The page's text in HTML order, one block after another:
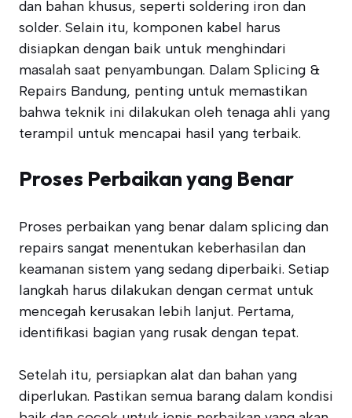
dan bahan khusus, seperti soldering iron dan
solder. Selain itu, komponen kabel harus
disiapkan dengan baik untuk menghindari
masalah saat penyambungan. Dalam Splicing &
Repairs Bandung, penting untuk memastikan
bahwa teknik ini dilakukan oleh tenaga ahli yang
terampil untuk mencapai hasil yang terbaik.
Proses Perbaikan yang Benar
Proses perbaikan yang benar dalam splicing dan
repairs sangat menentukan keberhasilan dan
keamanan sistem yang sedang diperbaiki. Setiap
langkah harus dilakukan dengan cermat untuk
mencegah kerusakan lebih lanjut. Pertama,
identifikasi bagian yang rusak dengan tepat.
Setelah itu, persiapkan alat dan bahan yang
diperlukan. Pastikan semua barang dalam kondisi